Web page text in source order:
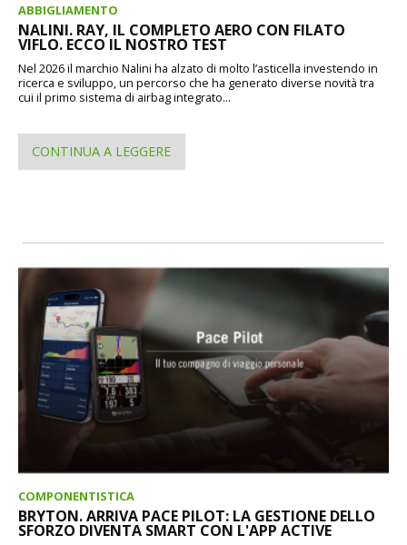
ABBIGLIAMENTO
NALINI. RAY, IL COMPLETO AERO CON FILATO
VIFLO. ECCO IL NOSTRO TEST
Nel 2026 il marchio Nalini ha alzato di molto l’asticella investendo in
ricerca e sviluppo, un percorso che ha generato diverse novità tra
cui il primo sistema di airbag integrato...
CONTINUA A LEGGERE
COMPONENTISTICA
BRYTON. ARRIVA PACE PILOT: LA GESTIONE DELLO
SFORZO DIVENTA SMART CON L'APP ACTIVE